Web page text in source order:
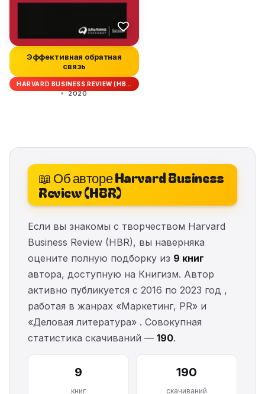
Эффективная обратная
связь
HARVARD BUSINESS REVIEW (HB…
2020
📖 Об авторе Harvard Business
Review (HBR)
Если вы знакомы с творчеством Harvard
Business Review (HBR), вы наверняка
оцените полную подборку из 9 книг
автора, доступную на Книгизм. Автор
активно публикуется с 2016 по 2023 год ,
работая в жанрах «Маркетинг, PR» и
«Деловая литература» . Совокупная
статистика скачиваний — 190.
9
книг
190
скачиваний